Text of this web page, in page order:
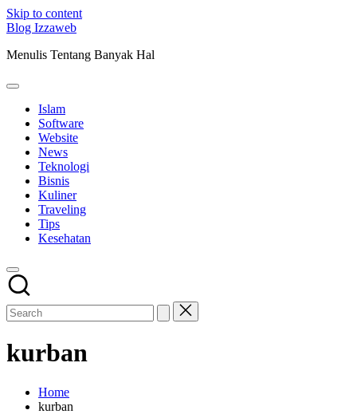
Skip to content
Blog Izzaweb
Menulis Tentang Banyak Hal
Islam
Software
Website
News
Teknologi
Bisnis
Kuliner
Traveling
Tips
Kesehatan
kurban
Home
kurban